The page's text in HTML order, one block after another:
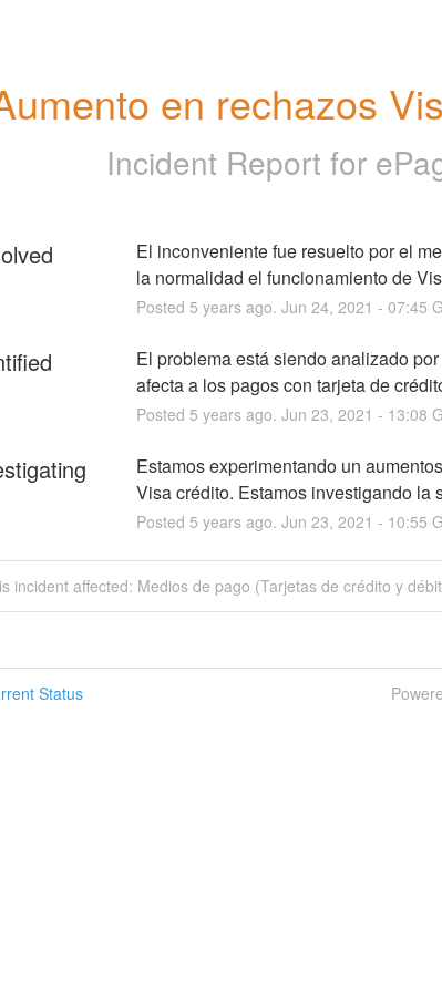
en rechazos
Incident Report for
El inconveniente fue resuelto por el
la normalidad el funcionamiento de
Posted 5 years ago. Jun 24, 2021 - 07:45
El problema está siendo analizado
afecta a los pagos con tarjeta de
Posted 5 years ago. Jun 23, 2021 - 13:08
Estamos experimentando un
Visa crédito. Estamos investigando la
Posted 5 years ago. Jun 23, 2021 - 10:55
incident affected: Medios de pago (Tarjetas de crédito y
Status